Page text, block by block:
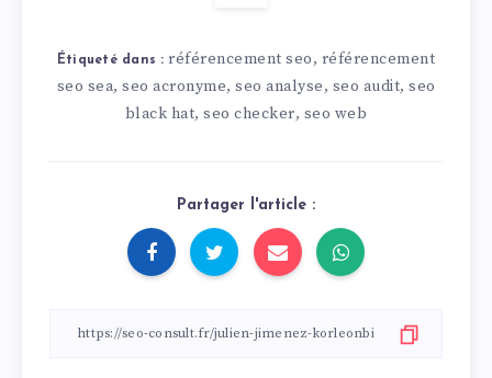
Étiqueté dans : référencement seo, référencement
seo sea, seo acronyme, seo analyse, seo audit, seo
black hat,seo checker, seo web
Partager l'article :